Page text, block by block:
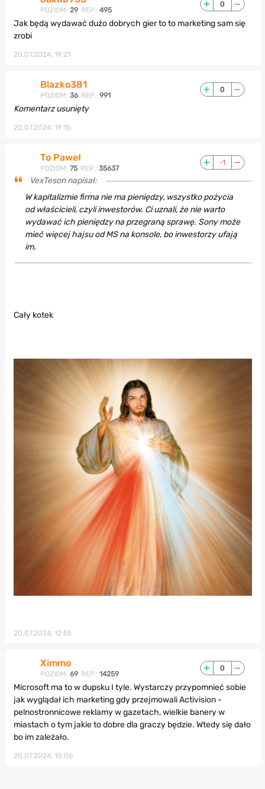
POZIOM: 29 REP.: 495
0
Jak będą wydawać dużo dobrych gier to to marketing sam się
zrobi
20.07.2024, 19:21
Blazko381
POZIOM: 36 REP.: 991
0
Komentarz usunięty
20.07.2024, 19:15
To Paweł
POZIOM: 75 REP.: 35637
-1
VexTeson napisał:
W kapitalizmie firma nie ma pieniędzy, wszystko pożycia
od właścicieli, czyli inwestorów. Ci uznali, że nie warto
wydawać ich pieniędzy na przegraną sprawę. Sony może
mieć więcej hajsu od MS na konsole, bo inwestorzy ufają
im.
Cały kotek
20.07.2024, 12:55
Ximmo
POZIOM: 69 REP.: 14259
0
Microsoft ma to w dupsku I tyle. Wystarczy przypomnieć sobie
jak wyglądał ich marketing gdy przejmowali Activision -
pelnostronnicowe reklamy w gazetach, wielkie banery w
miastach o tym jakie to dobre dla graczy będzie. Wtedy się dało
bo im zależało.
20.07.2024, 10:06